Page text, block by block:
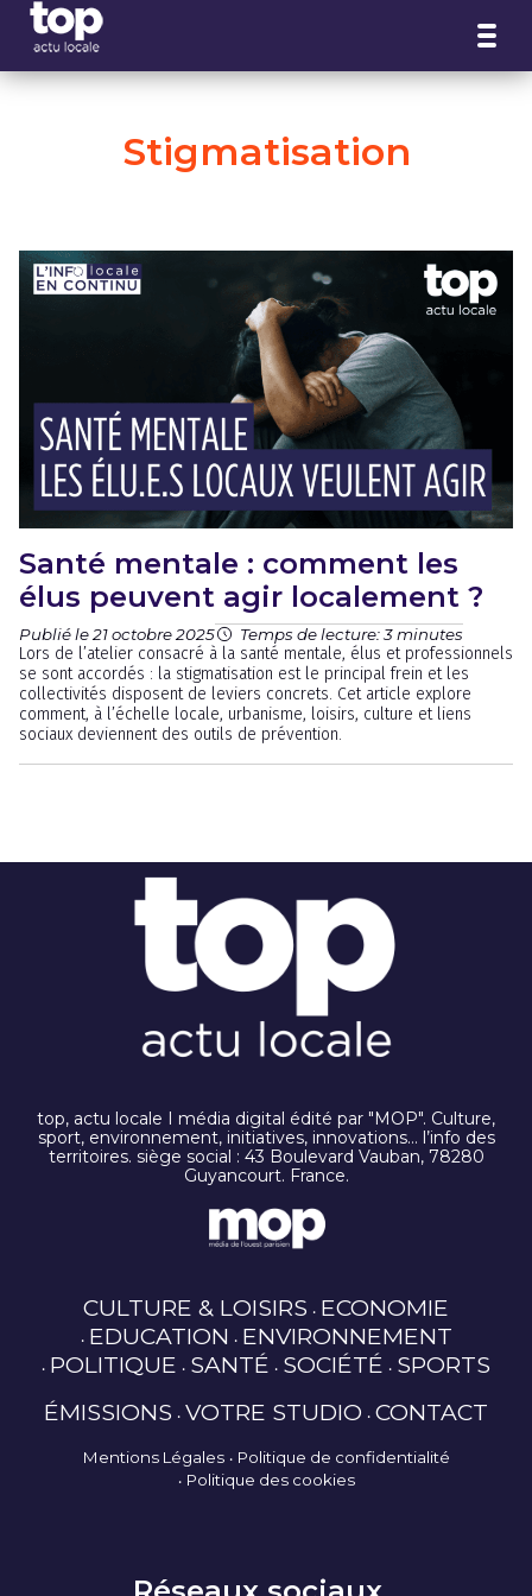
Stigmatisation
Santé mentale : comment les
élus peuvent agir localement ?
Publié le 21 octobre 2025 Temps de lecture: 3 minutes
Lors de l’atelier consacré à la santé mentale, élus et professionnels
se sont accordés : la stigmatisation est le principal frein et les
collectivités disposent de leviers concrets. Cet article explore
comment, à l’échelle locale, urbanisme, loisirs, culture et liens
sociaux deviennent des outils de prévention.
top, actu locale I média digital édité par "MOP". Culture,
sport, environnement, initiatives, innovations… l’info des
territoires. siège social : 43 Boulevard Vauban, 78280
Guyancourt. France.
CULTURE & LOISIRS ECONOMIE
EDUCATION ENVIRONNEMENT
POLITIQUE SANTÉ SOCIÉTÉ SPORTS
ÉMISSIONS VOTRE STUDIO CONTACT
Mentions Légales
Politique de confidentialité
Politique des cookies
Panneau de gestion des cookies